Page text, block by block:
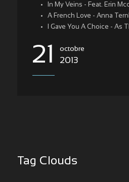
In My Veins - Feat. Erin
A French Love - Anna
I Gave You A Choice - As
21 octobre
2013
Tag Clouds